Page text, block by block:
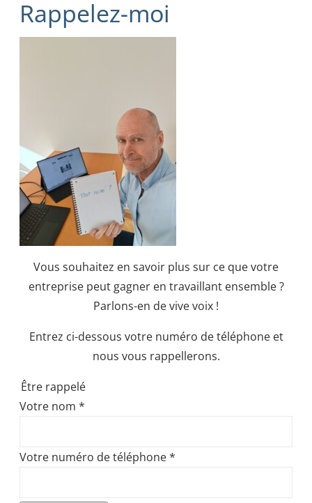
Rappelez-moi
Vous souhaitez en savoir plus sur ce que votre
entreprise peut gagner en travaillant ensemble ?
Parlons-en de vive voix !
Entrez ci-dessous votre numéro de téléphone et
nous vous rappellerons.
Être rappelé
Votre nom *
Votre numéro de téléphone*